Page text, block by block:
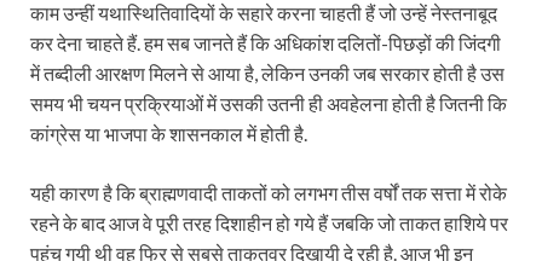
काम उन्हीं यथास्थितिवादियों के सहारे करना चाहती हैं जो उन्हें नेस्तनाबूद
कर देना चाहते हैं. हम सब जानते हैं कि अधिकांश दलितों-पिछड़ों की जिंदगी
में तब्दीली आरक्षण मिलने से आया है, लेकिन उनकी जब सरकार होती है उस
समय भी चयन प्रक्रियाओं में उसकी उतनी ही अवहेलना होती है जितनी कि
कांग्रेस या भाजपा के शासनकाल में होती है.
यही कारण है कि ब्राह्मणवादी ताकतों को लगभग तीस वर्षों तक सत्ता में रोके
रहने के बाद आज वे पूरी तरह दिशाहीन हो गये हैं जबकि जो ताकत हाशिये पर
पहुंच गयी थी वह फिर से सबसे ताकतवर दिखायी दे रही है. आज भी इन